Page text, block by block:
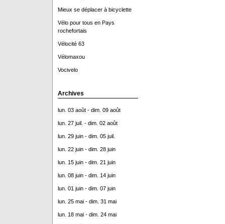
Mieux se déplacer à bicyclette
Vélo pour tous en Pays
rochefortais
Vélocité 63
Vélomaxou
Vocivelo
Archives
lun. 03 août - dim. 09 août
lun. 27 juil. - dim. 02 août
lun. 29 juin - dim. 05 juil.
lun. 22 juin - dim. 28 juin
lun. 15 juin - dim. 21 juin
lun. 08 juin - dim. 14 juin
lun. 01 juin - dim. 07 juin
lun. 25 mai - dim. 31 mai
lun. 18 mai - dim. 24 mai